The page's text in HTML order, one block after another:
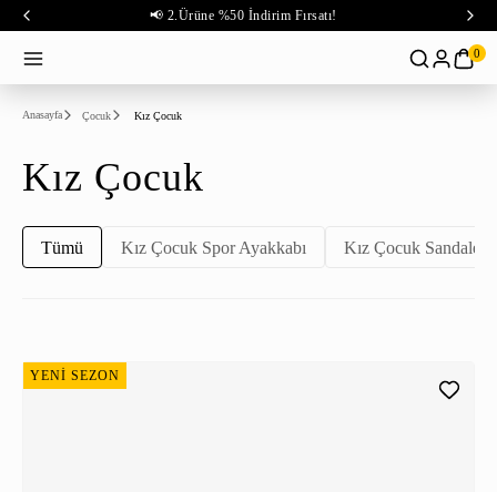
📢 2.Ürüne %50 İndirim Fırsatı!
0
Anasayfa Çocuk Kız Çocuk
Kız Çocuk
Tümü Kız Çocuk Spor Ayakkabı Kız Çocuk Sandalet
YENİ SEZON